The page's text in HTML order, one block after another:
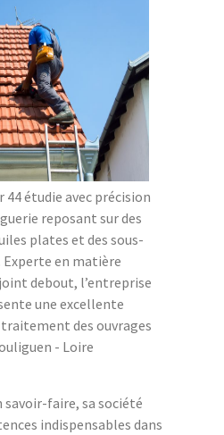
44 étudie avec précision
reposant sur des
plates et des sous-
en matière
debout, l’entreprise
une excellente
des ouvrages
- Loire
savoir-faire, sa société
indispensables dans